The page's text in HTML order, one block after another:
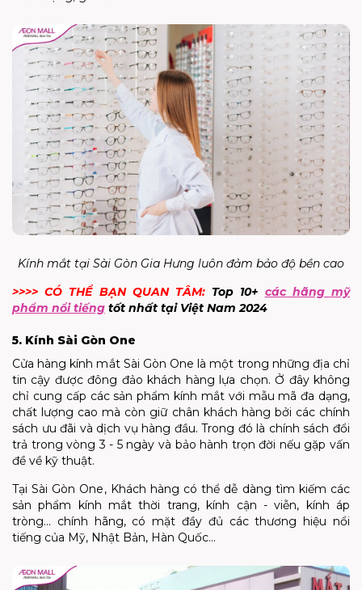
Kính mắt tại Sài Gòn Gia Hưng luôn đảm bảo độ bền cao
>>>> CÓ THỂ BẠN QUAN TÂM: Top 10+ các hãng mỹ
phẩm nổi tiếng tốt nhất tại Việt Nam 2024
5. Kính Sài Gòn One
Cửa hàng kính mắt Sài Gòn One là một trong những địa chỉ
tin cậy được đông đảo khách hàng lựa chọn. Ở đây không
chỉ cung cấp các sản phẩm kính mắt với mẫu mã đa dạng,
chất lượng cao mà còn giữ chân khách hàng bởi các chính
sách ưu đãi và dịch vụ hàng đầu. Trong đó là chính sách đổi
trả trong vòng 3 - 5 ngày và bảo hành trọn đời nếu gặp vấn
đề về kỹ thuật.
Tại Sài Gòn One, Khách hàng có thể dễ dàng tìm kiếm các
sản phẩm kính mắt thời trang, kính cận - viễn, kính áp
tròng… chính hãng, có mặt đầy đủ các thương hiệu nổi
tiếng của Mỹ, Nhật Bản, Hàn Quốc…